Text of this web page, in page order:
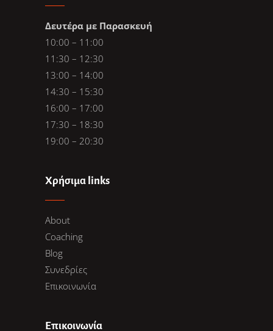
Δευτέρα με Παρασκευή
10:00 – 11:00
11:30 – 12:30
13:00 – 14:00
14:30 – 15:30
16:00 – 17:00
17:30 – 18:30
19:00 – 20:30
Χρήσιμα links
About
Coaching
Blog
Συνεδρίες
Επικοινωνία
Επικοινωνία